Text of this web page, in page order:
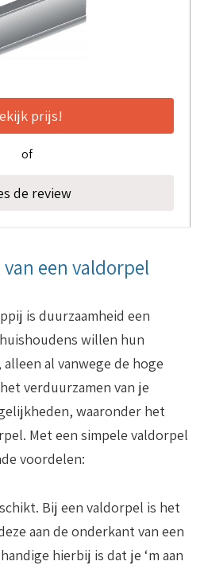
prijs!
of
de review
een valdorpel
is duurzaamheid een
willen hun
al vanwege de hoge
verduurzamen van je
waaronder het
Met een simpele valdorpel
voordelen:
. Bij een valdorpel is het
aan de onderkant van een
hierbij is dat je ‘m aan